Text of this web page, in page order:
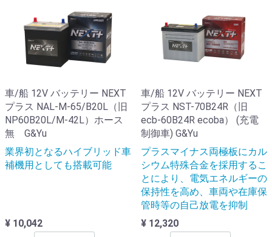
車/船 12V バッテリー NEXT
プラス NAL-M-65/B20L（旧
NP60B20L/M-42L）ホース
無 G&Yu
業界初となるハイブリッド車
補機用としても搭載可能
¥ 10,042
車/船 12V バッテリー NEXT
プラス NST-70B24R（旧
ecb-60B24R ecoba） (充電
制御車) G&Yu
プラスマイナス両極板にカル
シウム特殊合金を採用するこ
とにより、電気エネルギーの
保持性を高め、車両や在庫保
管時等の自己放電を抑制
¥ 12,320